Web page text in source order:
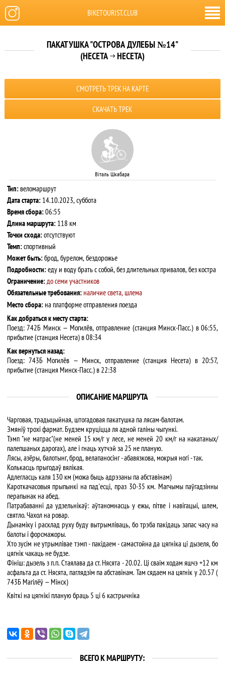
BIKETOURIST.CLUB
ПАКАТУШКА "ОСТРОВА ДУЛЕБЫ №14"
(НЕСЕТА НЕСЕТА)
СМОТРЕТЬ ТРЕК НА КАРТЕ
СКАЧАТЬ ТРЕК
Віталь Шкабара
Тип:веломаршрут
Дата старта:14.10.2023, суббота
Время сбора:06:55
Длина маршрута:118 км
Точки схода:отсутствуют
Темп:спортивный
Может быть:брод, бурелом, бездорожье
Подробности:еду и воду брать с собой, без длительных привалов, без костра
Ограничение:до семи участников
Обязательные требования:наличие света, шлема
Место сбора:на платформе отправления поезда
Как добраться к месту старта:
Поезд: 742Б Минск — Могилёв, отправление (станция Минск-Пасс.) в 06:55,
прибытие (станция Несета) в 08:34
Как вернуться назад:
Поезд: 743Б Могилёв — Минск, отправление (станция Несета) в 20:57,
прибытие (станция Минск-Пасс.) в 22:38
ОПИСАНИЕ МАРШРУТА
Чарговая, традыцыйная, штогадовая пакатушка па лясам-балотам.
Змяніў трохі фармат. Будзем круціцца ля адной галіны чыгункі.
Тэмп "не матрас"(не меней 15 км/г у лесе, не меней 20 км/г на накатаных/
палепшаных дарогах), але і гнаць хутчэй за 25 не планую.
Лясы, азёры, балотынг, брод, велапаносінг - абавязкова, мокрыя ногі - так.
Колькасць прыгодаў вялікая.
Адлегласць каля 130 км (можа быць адрэзаны па абставінам)
Кароткачасовыя прыпынкі на пад'есці, праз 30-35 км. Магчымы паўгадзінны
перапынак на абед.
Патрабаванні да удзельнікаў: аўтаномнасць у ежы, пітве і навігацыі, шлем,
святло. Чахол на ровар.
Дынаміку і расклад руху буду вытрымліваць, бо трэба пакідаць запас часу на
балоты і форсмажоры.
Хто зусім не утрымлівае тэмп - пакідаем - самастойна да цягніка ці дызеля, бо
цягнік чакаць не будзе.
Фініш: дызель з п.п. Стаялава да ст. Нясята - 20.02. Ці сваім ходам яшчэ +12 км
асфальта да ст. Нясята, паглядзім па абставінам. Там сядаем на цягнік у 20.57 (
743Б Магілёў — Мінск)
Квіткі на цягнікі планую браць 5 ці 6 кастрычніка
ВСЕГО К МАРШРУТУ: